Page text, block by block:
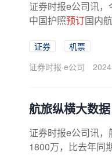
证券时报e公司讯，
中国护照预订国内
证券
机票
证券时报·e公司
航旅纵横大数
证券时报e公司讯
1800万，比去年同